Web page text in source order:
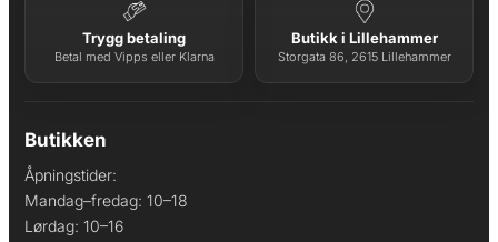
Trygg betaling
Betal med Vipps eller Klarna
Butikk i Lillehammer
Storgata 86, 2615 Lillehammer
Butikken
Åpningstider:
Mandag–fredag: 10–18
Lørdag: 10–16